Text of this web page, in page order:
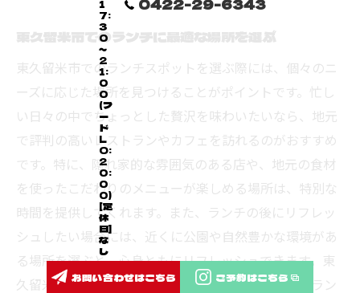
東久留米市でのランチに最適な場所を選ぶ
東久留米市でのランチスポットを選ぶ際には、個々のニ
ーズに応じた場所を見つけることがポイントです。忙し
い日々の中でちょっとした贅沢を味わいたいなら、地元
で評判の高いレストランやカフェを訪れるのがおすすめ
です。特に、隠れ家的な雰囲気のある店や、地元の食材
を使ったこだわりのメニューが楽しめる場所は、特別な
時間を提供してくれます。また、ランチの後にリフレッ
シュしたい場合には、近くに公園や自然豊かな環境があ
る場所を選ぶと、心身ともにリフレッシュできます。東
久留米市の魅力を活かしたランチスポット選びで、ラン
0422-29-6343
1
7:
3
0
～
2
1:
0
0
(フ
ー
ド
L
O:
2
0:
0
0)
[定
休
日]
な
し
お問い合わせはこちら ご予約はこちら